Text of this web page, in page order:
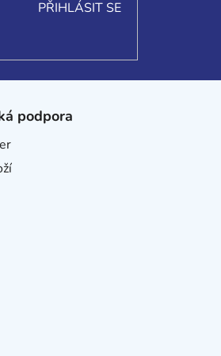
PŘIHLÁSIT SE
podpora